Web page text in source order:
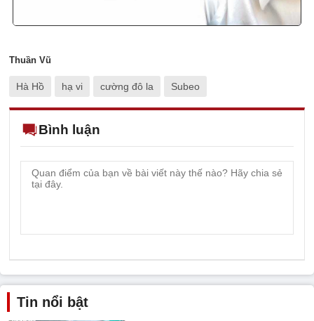
Thuần Vũ
Hà Hồ hạ vi cường đô la Subeo
Bình luận
Tin nổi bật